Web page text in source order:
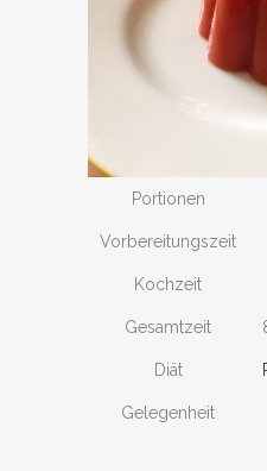
Portionen
Vorbereitungszeit
Kochzeit
Gesamtzeit
Diät
Gelegenheit